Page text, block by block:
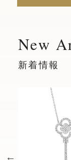
New
新着情報